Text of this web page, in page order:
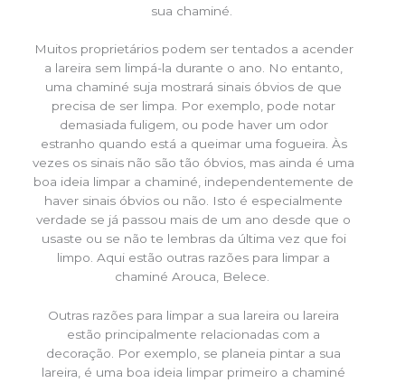
sua chaminé.
Muitos proprietários podem ser tentados a acender
a lareira sem limpá-la durante o ano. No entanto,
uma chaminé suja mostrará sinais óbvios de que
precisa de ser limpa. Por exemplo, pode notar
demasiada fuligem, ou pode haver um odor
estranho quando está a queimar uma fogueira. Às
vezes os sinais não são tão óbvios, mas ainda é uma
boa ideia limpar a chaminé, independentemente de
haver sinais óbvios ou não. Isto é especialmente
verdade se já passou mais de um ano desde que o
usaste ou se não te lembras da última vez que foi
limpo. Aqui estão outras razões para limpar a
chaminé Arouca, Belece.
Outras razões para limpar a sua lareira ou lareira
estão principalmente relacionadas com a
decoração. Por exemplo, se planeia pintar a sua
lareira, é uma boa ideia limpar primeiro a chaminé